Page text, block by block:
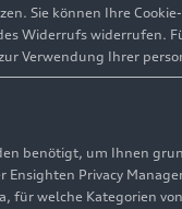
Sie können Ihre
Widerrufs widerrufen.
Verwendung Ihrer
benötigt, um Ihnen
Ensighten Privacy
für welche Kategorien